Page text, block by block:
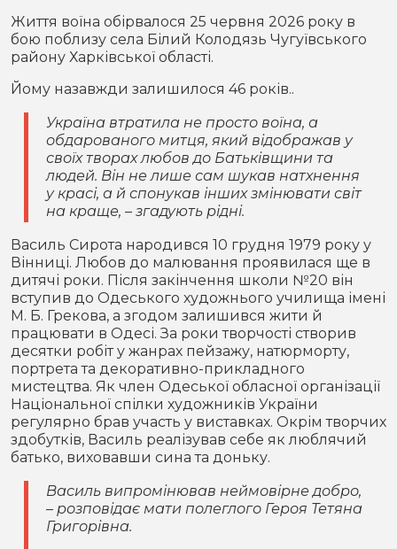
Життя воїна обірвалося 25 червня 2026 року в
бою поблизу села Білий Колодязь Чугуївського
району Харківської області.
Йому назавжди залишилося 46 років..
Україна втратила не просто воїна, а
обдарованого митця, який відображав у
своїх творах любов до Батьківщини та
людей. Він не лише сам шукав натхнення
у красі, а й спонукав інших змінювати світ
на краще, – згадують рідні.
Василь Сирота народився 10 грудня 1979 року у
Вінниці. Любов до малювання проявилася ще в
дитячі роки. Після закінчення школи №20 він
вступив до Одеського художнього училища імені
М. Б. Грекова, а згодом залишився жити й
працювати в Одесі. За роки творчості створив
десятки робіт у жанрах пейзажу, натюрморту,
портрета та декоративно-прикладного
мистецтва. Як член Одеської обласної організації
Національної спілки художників України
регулярно брав участь у виставках. Окрім творчих
здобутків, Василь реалізував себе як люблячий
батько, виховавши сина та доньку.
Василь випромінював неймовірне добро,
– розповідає мати полеглого Героя Тетяна
Григорівна.